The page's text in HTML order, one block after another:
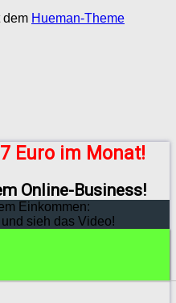
dem Hueman-Theme
Euro im Monat!
Online-Business!
Einkommen:
sieh das Video!